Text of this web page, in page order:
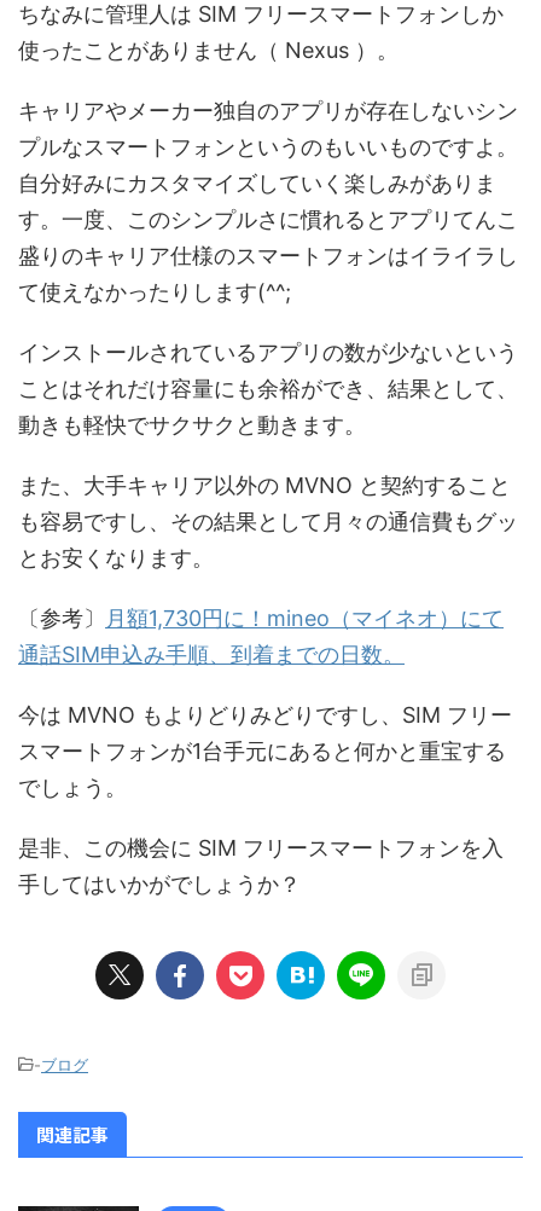
ちなみに管理人は SIM フリースマートフォンしか
使ったことがありません（ Nexus ）。
キャリアやメーカー独自のアプリが存在しないシン
プルなスマートフォンというのもいいものですよ。
自分好みにカスタマイズしていく楽しみがありま
す。一度、このシンプルさに慣れるとアプリてんこ
盛りのキャリア仕様のスマートフォンはイライラし
て使えなかったりします(^^;
インストールされているアプリの数が少ないという
ことはそれだけ容量にも余裕ができ、結果として、
動きも軽快でサクサクと動きます。
また、大手キャリア以外の MVNO と契約すること
も容易ですし、その結果として月々の通信費もグッ
とお安くなります。
〔参考〕
月額1,730円に！mineo（マイネオ）にて
通話SIM申込み手順、到着までの日数。
今は MVNO もよりどりみどりですし、SIM フリー
スマートフォンが1台手元にあると何かと重宝する
でしょう。
是非、この機会に SIM フリースマートフォンを入
手してはいかがでしょうか？
-ブログ
関連記事